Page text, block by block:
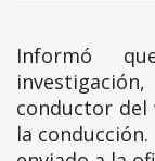
Informó
conductor del
la